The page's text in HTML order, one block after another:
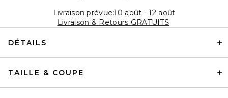
Livraison prévue:10 août - 12 août
Livraison & Retours GRATUITS
DÉTAILS
TAILLE & COUPE